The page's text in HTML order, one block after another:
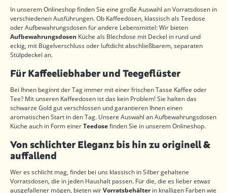
In unserem Onlineshop finden Sie eine große Auswahl an Vorratsdosen in
verschiedenen Ausführungen. Ob Kaffeedosen, klassisch als Teedose
oder Aufbewahrungsdosen für andere Lebensmittel: Wir bieten
Aufbewahrungsdosen Küche als Blechdose mit Deckel in rund und
eckig, mit Bügelverschluss oder luftdicht abschließbarem, separaten
Stülpdeckel an.
Für Kaffeeliebhaber und Teegeflüster
Bei Ihnen beginnt der Tag immer mit einer frischen Tasse Kaffee oder
Tee? Mit unseren Kaffeedosen ist das kein Problem! Sie halten das
schwarze Gold gut verschlossen und garantieren Ihnen einen
aromatischen Start in den Tag. Unsere Auswahl an Aufbewahrungsdosen
Küche auch in Form einerTeedosefinden Sie in unserem Onlineshop.
Von schlichter Eleganz bis hin zu originell &
auffallend
Wer es schlicht mag, findet bei uns klassisch in Silber gehaltene
Vorratsdosen, die in jeden Haushalt passen. Für die, die es lieber etwas
ausgefallener mögen, bieten wirVorratsbehälterin knalligen Farben wie